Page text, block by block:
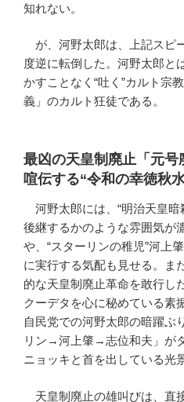
知れない。
が、河野太郎は、上記スピ
度逆に転倒した。河野太郎と
かすことなく“吐く”カルト宗
義」のカルト狂徒である。
最凶の天皇制廃止「元号
喧伝する“令和の幸徳秋
河野太郎には、“明治天皇暗
後継するかのような雰囲気が
や、“スターリンの稚児”河上
に実行する気配も見せる。ま
的な天皇制廃止革命を敢行し
クーデタを心に秘めている素
自民党での河野太郎の暗躍ぶ
リン→河上肇→志位和夫」が
ニョッキと首を出している光
天皇制廃止の雄叫びは、直